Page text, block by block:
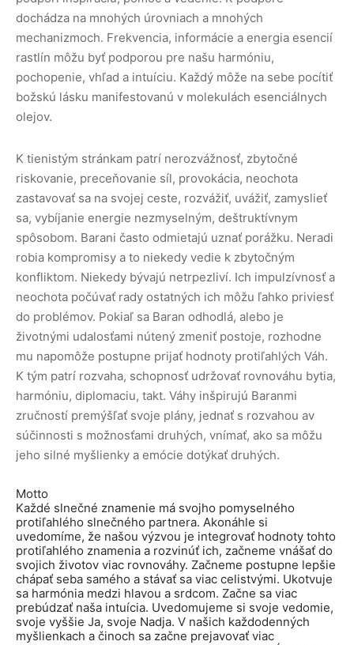
dochádza na mnohých úrovniach a mnohých
mechanizmoch. Frekvencia, informácie a energia esencií
rastlín môžu byť podporou pre našu harmóniu,
pochopenie, vhľad a intuíciu. Každý môže na sebe pocítiť
božskú lásku manifestovanú v molekulách esenciálnych
olejov.
K tienistým stránkam patrí nerozvážnosť, zbytočné
riskovanie, preceňovanie síl, provokácia, neochota
zastavovať sa na svojej ceste, rozvážiť, uvážiť, zamyslieť
sa, vybíjanie energie nezmyselným, deštruktívnym
spôsobom. Barani často odmietajú uznať porážku. Neradi
robia kompromisy a to niekedy vedie k zbytočným
konfliktom. Niekedy bývajú netrpezliví. Ich impulzívnosť a
neochota počúvať rady ostatných ich môžu ľahko priviesť
do problémov. Pokiaľ sa Baran odhodlá, alebo je
životnými udalosťami nútený zmeniť postoje, rozhodne
mu napomôže postupne prijať hodnoty protiľahlých Váh.
K tým patrí rozvaha, schopnosť udržovať rovnováhu bytia,
harmóniu, diplomaciu, takt. Váhy inšpirujú Baranmi
zručností premýšľať svoje plány, jednať s rozvahou av
súčinnosti s možnosťami druhých, vnímať, ako sa môžu
jeho silné myšlienky a emócie dotýkať druhých.
Motto
Každé slnečné znamenie má svojho pomyselného
protiľahlého slnečného partnera. Akonáhle si
uvedomíme, že našou výzvou je integrovať hodnoty tohto
protiľahlého znamenia a rozvinúť ich, začneme vnášať do
svojich životov viac rovnováhy. Začneme postupne lepšie
chápať seba samého a stávať sa viac celistvými. Ukotvuje
sa harmónia medzi hlavou a srdcom. Začne sa viac
prebúdzať naša intuícia. Uvedomujeme si svoje vedomie,
svoje vyššie Ja, svoje Nadja. V našich každodenných
myšlienkach a činoch sa začne prejavovať viac